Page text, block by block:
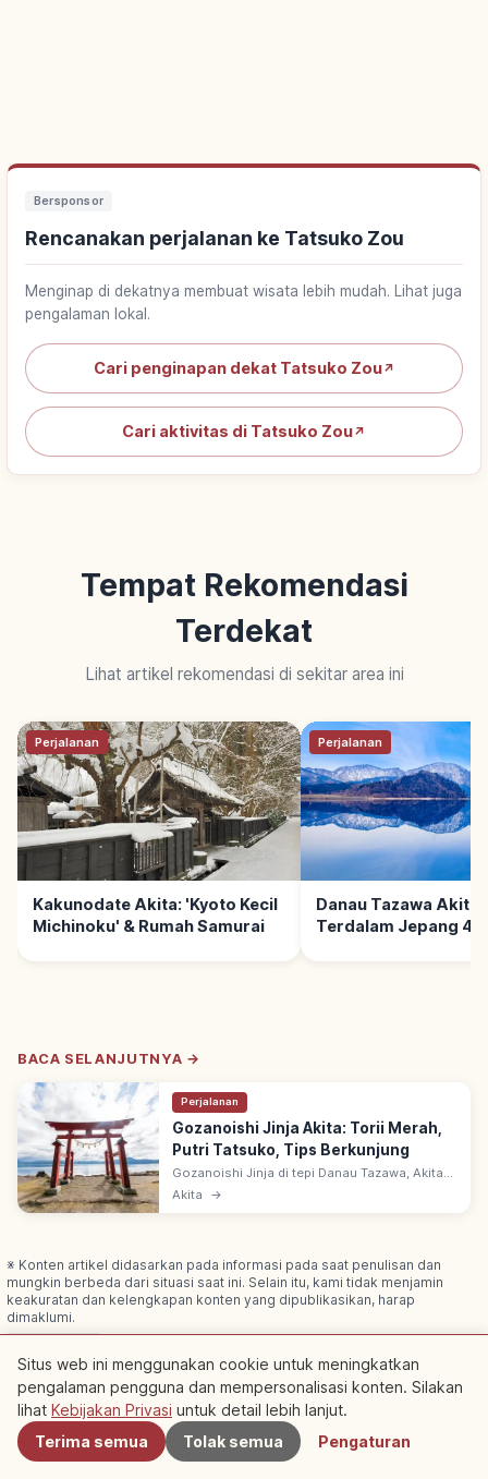
Bersponsor
Rencanakan perjalanan ke Tatsuko Zou
Menginap di dekatnya membuat wisata lebih mudah. Lihat juga
pengalaman lokal.
Cari penginapan dekat Tatsuko Zou↗
Cari aktivitas di Tatsuko Zou↗
Tempat Rekomendasi
Terdekat
Lihat artikel rekomendasi di sekitar area ini
Perjalanan
Kakunodate Akita: 'Kyoto Kecil
Michinoku' & Rumah Samurai
Perjalanan
Danau Tazawa Akita:
Terdalam Jepang
BACA SELANJUTNYA →
Perjalanan
Gozanoishi Jinja Akita: Torii Merah,
Putri Tatsuko, Tips Berkunjung
Gozanoishi Jinja di tepi Danau Tazawa, Akita
terkenal torii merah vermilion. Nama dari
Akita →
※ Konten artikel didasarkan pada informasi pada saat penulisan dan
mungkin berbeda dari situasi saat ini. Selain itu, kami tidak menjamin
keakuratan dan kelengkapan konten yang dipublikasikan, harap
dimaklumi.
memperoleh komisi dari pemesanan melalui tautan tersebut.
Artikel Terkait
Terdekat
Situs web ini menggunakan cookie untuk meningkatkan
pengalaman pengguna dan mempersonalisasi konten. Silakan
lihat Kebijakan Privasi untuk detail lebih lanjut.
Terima semua
Tolak semua Pengaturan